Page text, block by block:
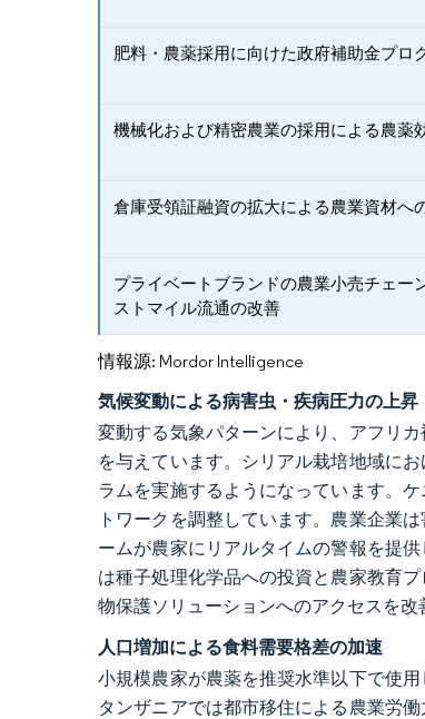
肥料・農薬採用に向けた政府補助金プロ
機械化および精密農業の採用による農薬
倉庫受領証融資の拡大による農業資材へ
プライベートブランドの農業小売チェー
ストマイル流通の改善
情報源: Mordor Intelligence
気候変動による病害虫・疾病圧力の上昇
変動する気象パターンにより、アフリ
を与えています。シリアル栽培地域に
ラムを実施するようになっています。
トワークを調整しています。農業企業
ームが農家にリアルタイムの警報を提
は種子処理化学品への投資と農家教育
物保護ソリューションへのアクセスを改
人口増加による食料需要格差の加速
小規模農家が農薬を推奨水準以下で使
タンザニアでは都市移住による農業労